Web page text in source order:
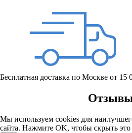
Бесплатная доставка по Москве от 15
Мы используем cookies для
сайта. Нажмите OK, чтобы скрыть